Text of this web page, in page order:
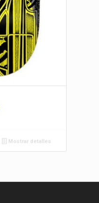
Mostrar detalles